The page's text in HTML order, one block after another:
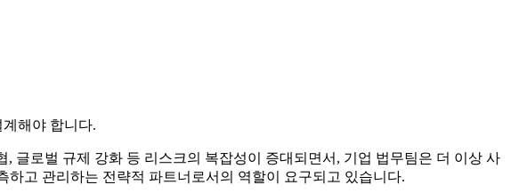
해야 합니다.
글로벌 규제 강화 등 리스크의 복잡성이 증대되면서, 기업 법무팀은 더 이상 사
고 관리하는 전략적 파트너로서의 역할이 요구되고 있습니다.